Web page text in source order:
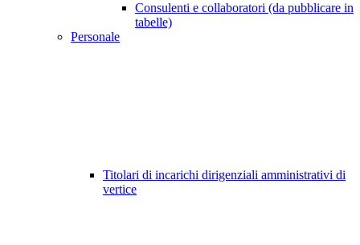
Consulenti e collaboratori (da pubblicare in
tabelle)
Personale
Titolari di incarichi dirigenziali amministrativi di
vertice